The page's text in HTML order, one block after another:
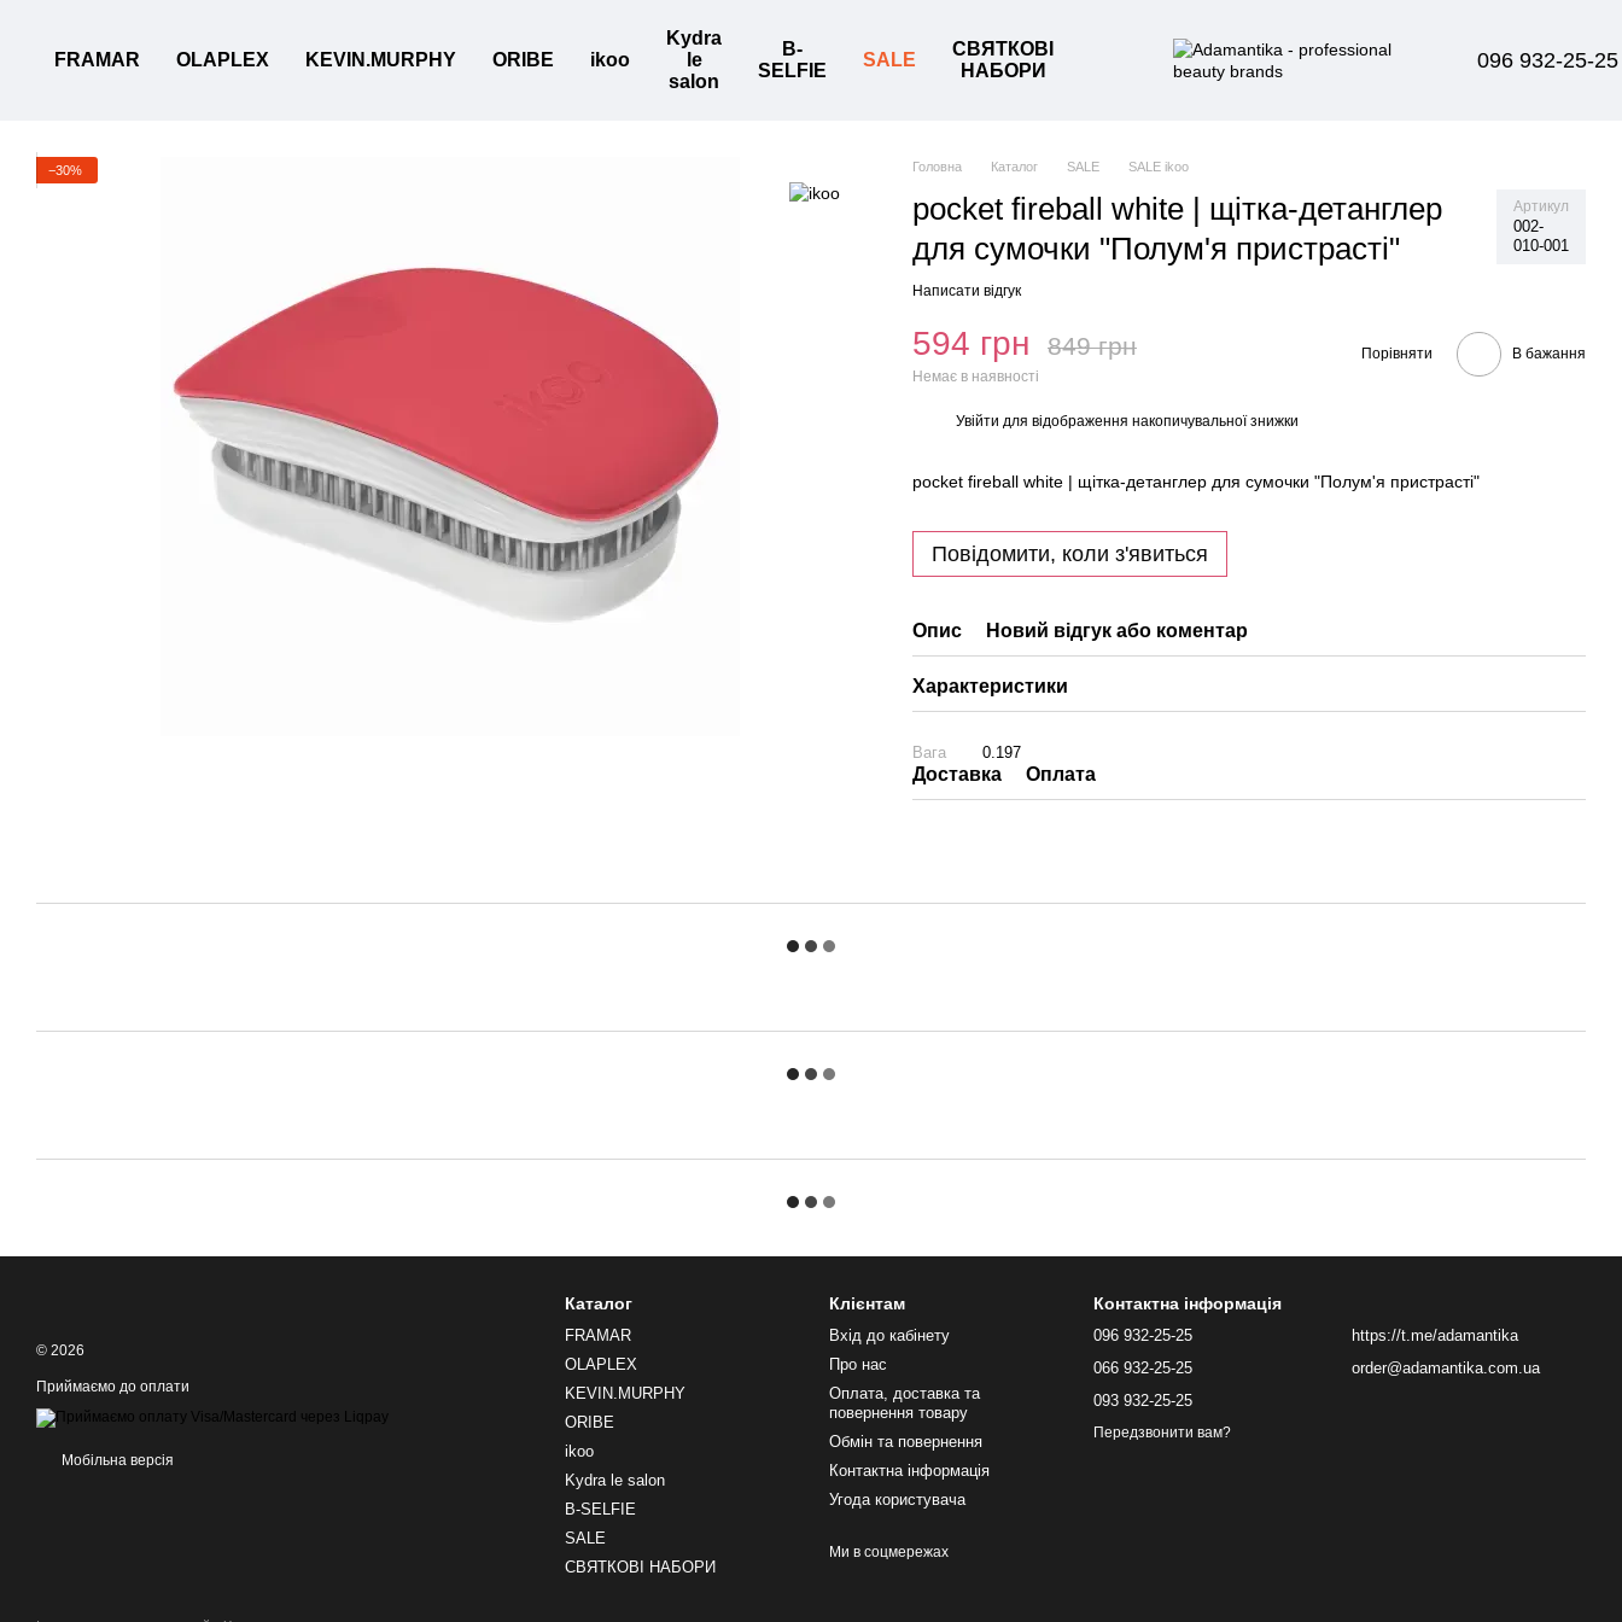
FRAMAR OLAPLEX KEVIN.MURPHY ORIBE ikoo
Kydra
le
salon
B-
SELFIE
SALE
СВЯТКОВІ
НАБОРИ
096 932-25-25
−30% Головна Каталог SALE SALE ikoo
pocket fireball white | щітка-детанглер
для сумочки "Полум'я пристрасті"
Артикул
002-
010-001
Написати відгук
594 грн 849 грн
Немає в наявності
Порівняти В бажання
Увійти для відображення накопичувальної знижки
pocket fireball white | щітка-детанглер для сумочки "Полум'я пристрасті"
Повідомити, коли з'явиться
Опис Новий відгук або коментар
Характеристики
Вага 0.197
Доставка Оплата
© 2026
Приймаємо до оплати
Мобільна версія
Каталог
FRAMAR
OLAPLEX
KEVIN.MURPHY
ORIBE
ikoo
Kydra le salon
B-SELFIE
SALE
СВЯТКОВІ НАБОРИ
Клієнтам
Вхід до кабінету
Про нас
Оплата, доставка та
повернення товару
Обмін та повернення
Контактна інформація
Угода користувача
Ми в соцмережах
Контактна інформація
096 932-25-25
066 932-25-25
093 932-25-25
Передзвонити вам?
https://t.me/adamantika
order@adamantika.com.ua